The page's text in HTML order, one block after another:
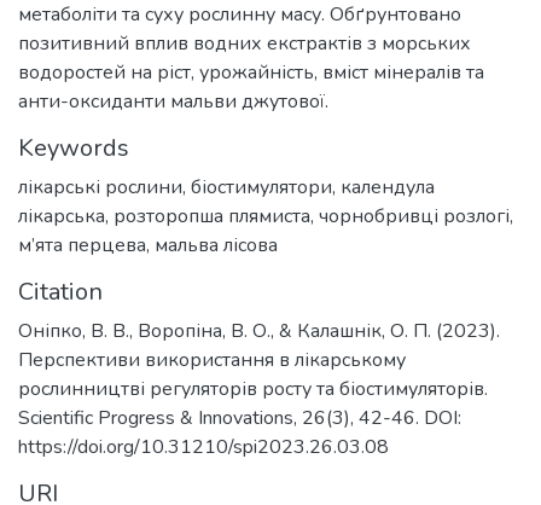
метаболіти та суху рослинну масу. Обґрунтовано
позитивний вплив водних екстрактів з морських
водоростей на ріст, урожайність, вміст мінералів та
анти-оксиданти мальви джутової.
Keywords
лікарські рослини, біостимулятори, календула
лікарська, розторопша плямиста, чорнобривці розлогі,
м’ята перцева, мальва лісова
Citation
Оніпко, В. В., Воропіна, В. О., & Калашнік, О. П. (2023).
Перспективи використання в лікарському
рослинництві регуляторів росту та біостимуляторів.
Scientific Progress & Innovations, 26(3), 42-46. DOI:
https://doi.org/10.31210/spi2023.26.03.08
URI